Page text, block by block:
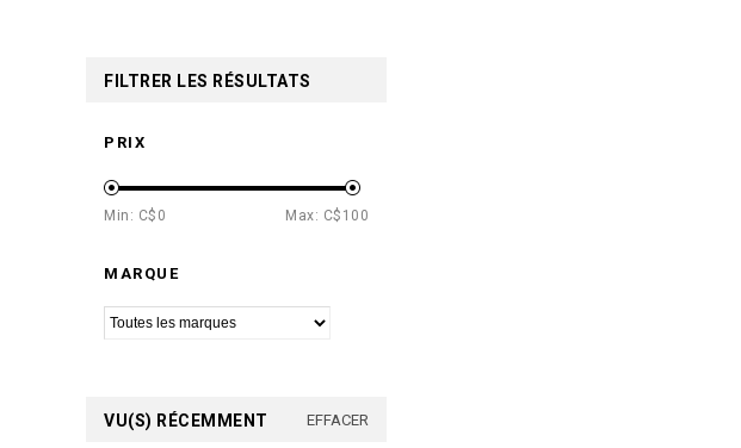
FILTRER LES RÉSULTATS
PRIX
Min: C$ 0 Max: C$ 100
MARQUE
VU(S) RÉCEMMENT EFFACER